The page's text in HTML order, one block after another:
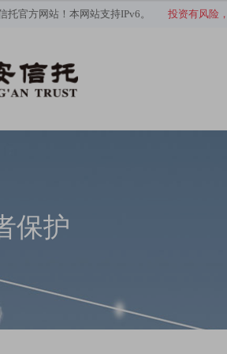
托官方网站！本网站支持IPv6。 投资有风险
保护